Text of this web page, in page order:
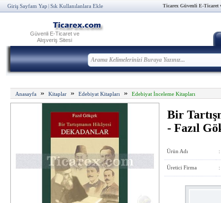
Giriş Sayfam Yap Sık Kullanılanlara Ekle Ticarex Güvenli E-Ticaret
Güvenli E-Ticaret ve
Alışveriş Sitesi
Anasayfa» Kitaplar» Edebiyat Kitapları » Edebiyat İnceleme Kitapları
Bir
- Fazıl
Ürün Adı :
Üretici Firma :